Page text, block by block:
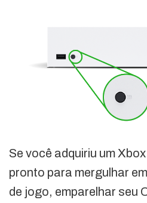
Se você adquiriu um
pronto para mergulhar
de jogo, emparelhar seu